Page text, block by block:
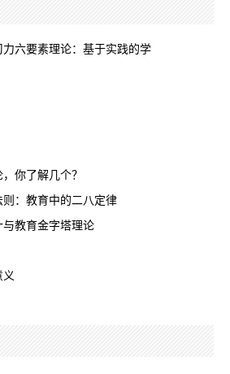
六要素理论：基于实践的学
你了解几个？
：教育中的二八定律
教育金字塔理论